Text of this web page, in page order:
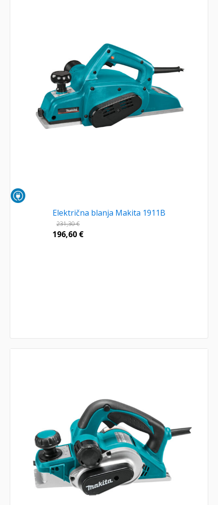
Električna blanja Makita 1911B
231,30€
196,60 €